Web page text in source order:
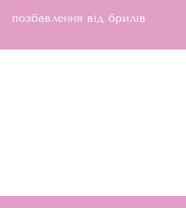
позбавлення від брилів